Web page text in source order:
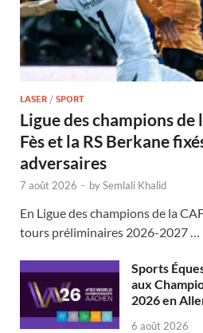
LASER / SPORT
Ligue des champions de
Fès et la RS Berkane
adversaires
7 août 2026 - bySemlali Khalid
En Ligue des champions de la
tours préliminaires 2026-2027 …
Sports
aux
2026 en
6 août 2026